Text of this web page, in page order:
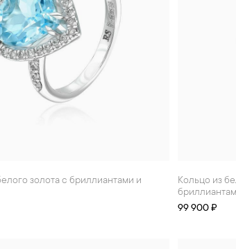
Кольцо из белого золота с топазом и
99 900 ₽